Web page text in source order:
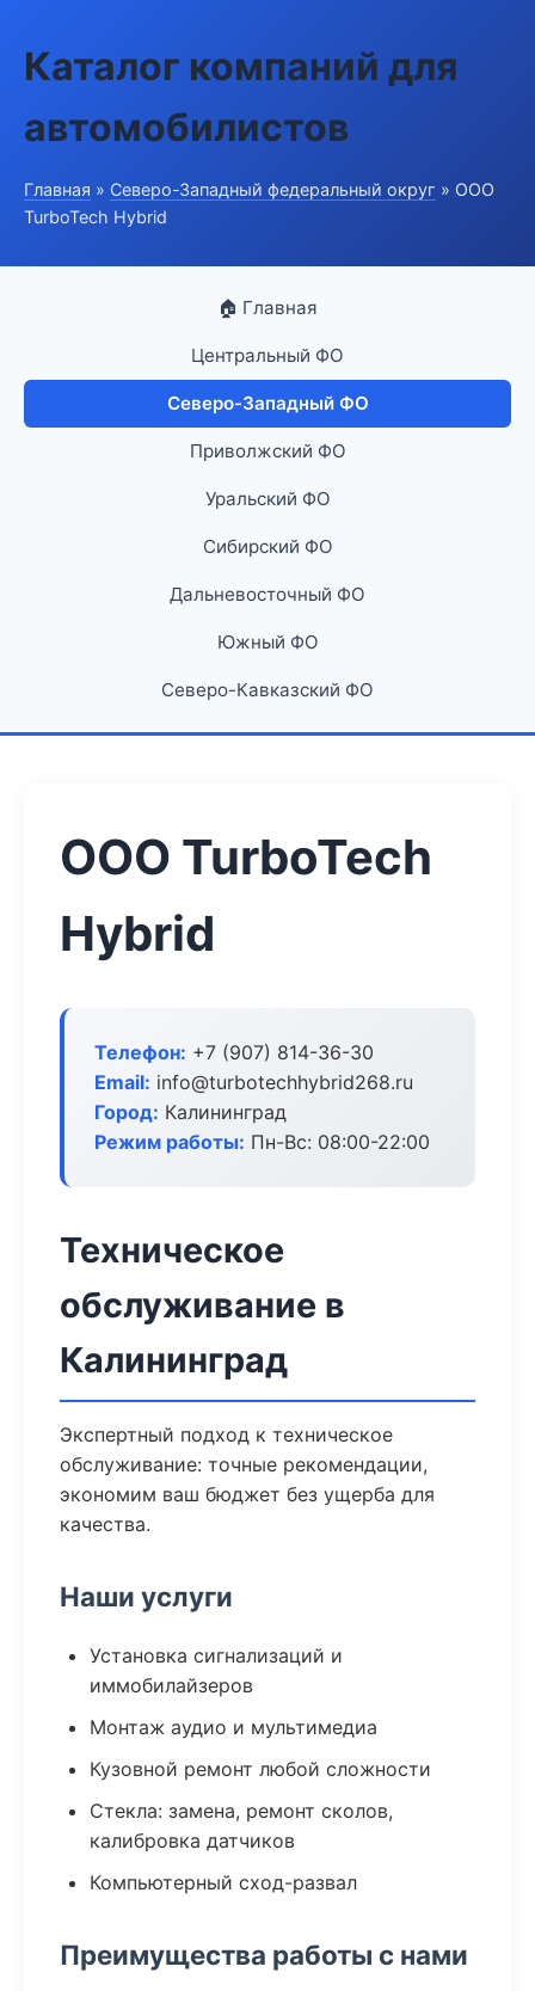
Каталог компаний для
автомобилистов
Главная » Северо-Западный федеральный округ » ООО
TurboTech Hybrid
🏠 Главная
Центральный ФО
Северо-Западный ФО
Приволжский ФО
Уральский ФО
Сибирский ФО
Дальневосточный ФО
Южный ФО
Северо-Кавказский ФО
ООО TurboTech
Hybrid
Телефон: +7 (907) 814-36-30
Email: info@turbotechhybrid268.ru
Город: Калининград
Режим работы: Пн-Вс: 08:00-22:00
Техническое
обслуживание в
Калининград
Экспертный подход к техническое
обслуживание: точные рекомендации,
экономим ваш бюджет без ущерба для
качества.
Наши услуги
Установка сигнализаций и
иммобилайзеров
Монтаж аудио и мультимедиа
Кузовной ремонт любой сложности
Стекла: замена, ремонт сколов,
калибровка датчиков
Компьютерный сход-развал
Преимущества работы с нами